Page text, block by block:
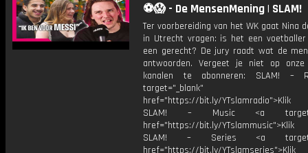
⚽😱 - De MensenMening | SLAM!
Ter voorbereiding van het WK gaat Nina
in Utrecht vragen: is het een
een gerecht? De jury raadt wat de
antwoorden. Vergeet je niet op onze
kanalen te abonneren: SLAM! –
target="_blank"
href="https://bit.ly/
SLAM! – Music <a
href="https://bit.ly/
SLAM! – Series <a
href="https://bit.ly/